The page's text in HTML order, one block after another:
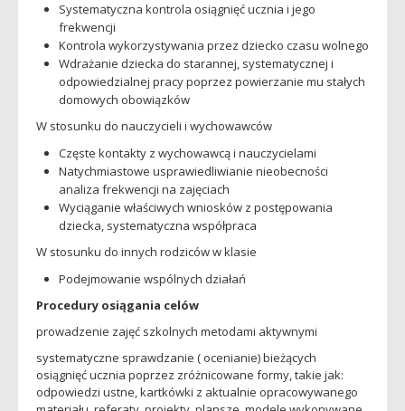
Systematyczna kontrola osiągnięć ucznia i jego
frekwencji
Kontrola wykorzystywania przez dziecko czasu wolnego
Wdrażanie dziecka do starannej, systematycznej i
odpowiedzialnej pracy poprzez powierzanie mu stałych
domowych obowiązków
W stosunku do nauczycieli i wychowawców
Częste kontakty z wychowawcą i nauczycielami
Natychmiastowe usprawiedliwianie nieobecności
analiza frekwencji na zajęciach
Wyciąganie właściwych wniosków z postępowania
dziecka, systematyczna współpraca
W stosunku do innych rodziców w klasie
Podejmowanie wspólnych działań
Procedury osiągania celów
prowadzenie zajęć szkolnych metodami aktywnymi
systematyczne sprawdzanie ( ocenianie) bieżących
osiągnięć ucznia poprzez zróżnicowane formy, takie jak:
odpowiedzi ustne, kartkówki z aktualnie opracowywanego